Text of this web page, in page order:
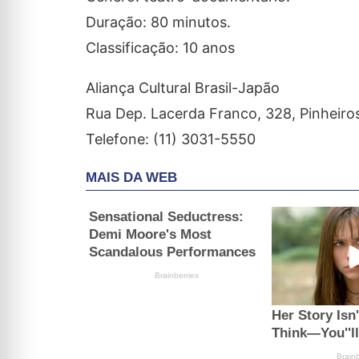
Duração: 80 minutos.
Classificação: 10 anos
Aliança Cultural Brasil-Japão
Rua Dep. Lacerda Franco, 328,
Telefone: (11) 3031-5550